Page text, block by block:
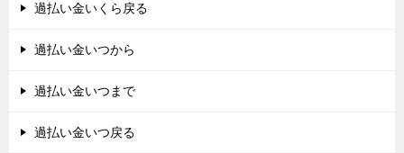
過払い金いくら戻る
過払い金いつから
過払い金いつまで
過払い金いつ戻る